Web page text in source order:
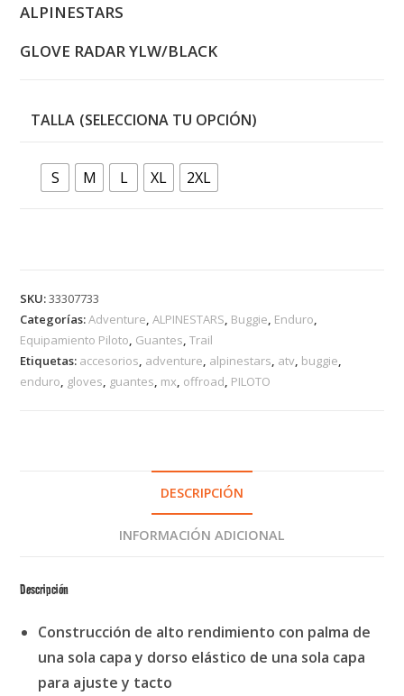
ALPINESTARS
GLOVE RADAR YLW/BLACK
TALLA
S M L XL 2XL
SKU:33307733
Categorías:Adventure,ALPINESTARS, Buggie, Enduro,
Equipamiento Piloto, Guantes,Trail
Etiquetas: accesorios, adventure, alpinestars, atv, buggie,
enduro, gloves, guantes, mx, offroad, PILOTO
DESCRIPCIÓN
INFORMACIÓN ADICIONAL
Descripción
Construcción de alto rendimiento con palma de
una sola capa y dorso elástico de una sola capa
para ajuste y tacto